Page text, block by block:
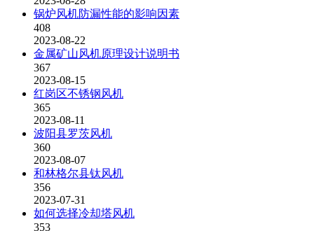
锅炉风机防漏性能的影响因素
408
2023-08-22
金属矿山风机原理设计说明书
367
2023-08-15
红岗区不锈钢风机
365
2023-08-11
波阳县罗茨风机
360
2023-08-07
和林格尔县钛风机
356
2023-07-31
如何选择冷却塔风机
353